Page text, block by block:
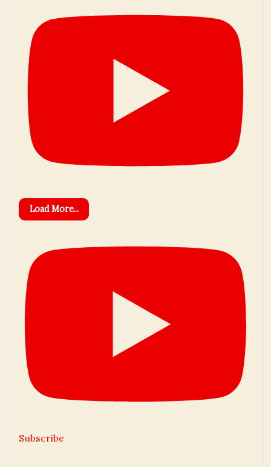
Load More...
Subscribe